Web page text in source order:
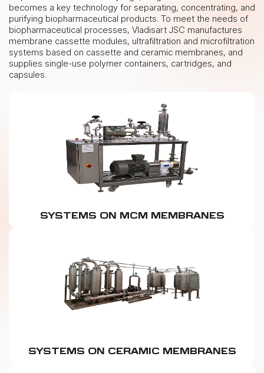
becomes a key technology for separating, concentrating, and
purifying biopharmaceutical products. To meet the needs of
biopharmaceutical processes, Vladisart JSC manufactures
membrane cassette modules, ultrafiltration and microfiltration
systems based on cassette and ceramic membranes, and
supplies single-use polymer containers, cartridges, and
capsules.
SYSTEMS ON MCM MEMBRANES
SYSTEMS ON CERAMIC MEMBRANES